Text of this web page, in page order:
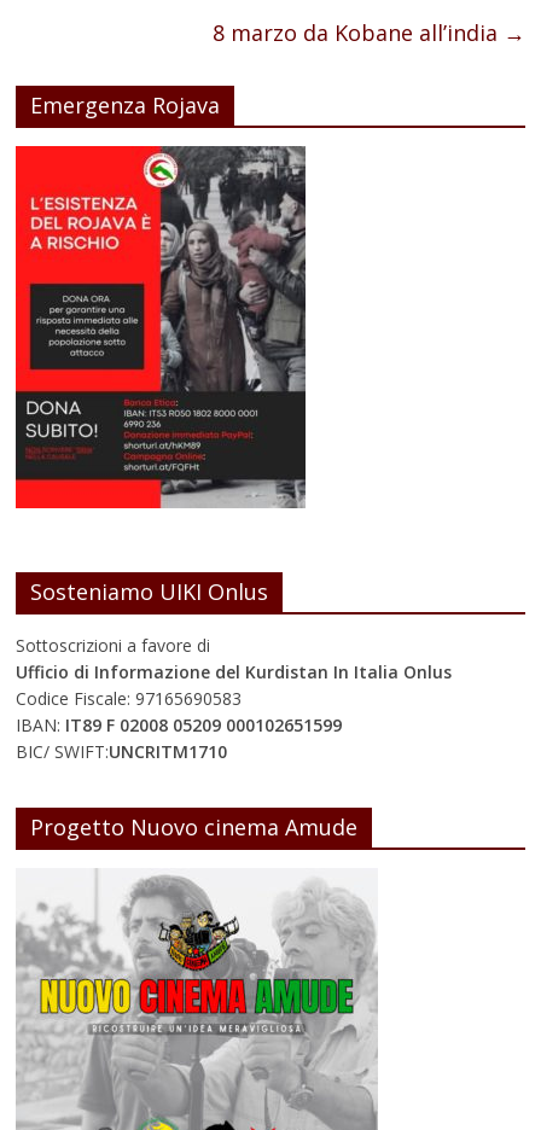
8 marzo da Kobane all’india →
Emergenza Rojava
Sosteniamo UIKI Onlus
Sottoscrizioni a favore di
Ufficio di Informazione del Kurdistan In Italia Onlus
Codice Fiscale: 97165690583
IBAN: IT89 F 02008 05209 000102651599
BIC/ SWIFT:UNCRITM1710
Progetto Nuovo cinema Amude